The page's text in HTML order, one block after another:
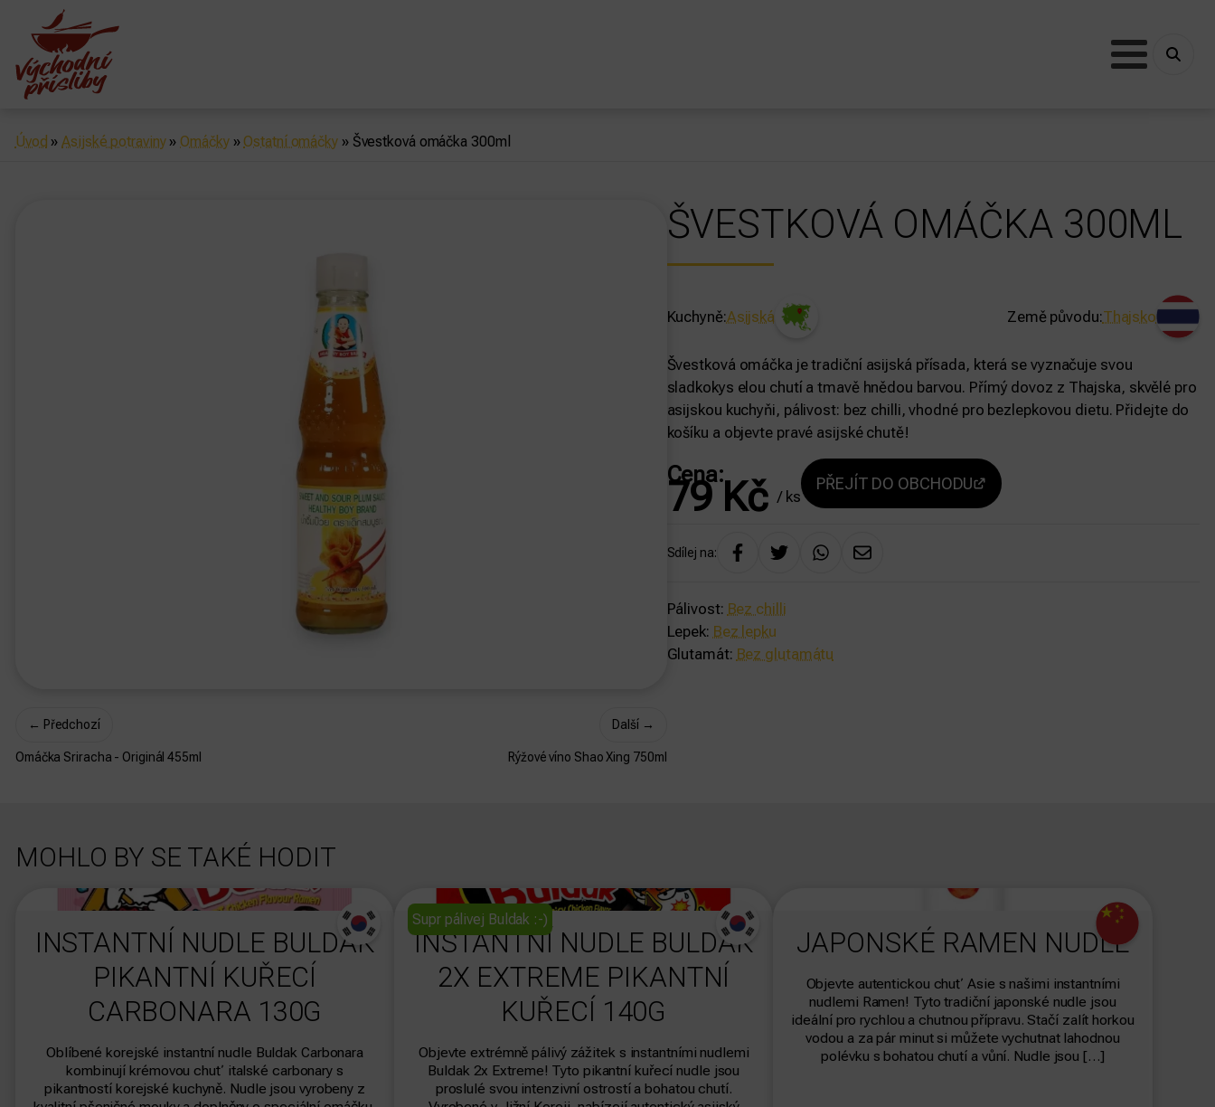
Úvod »Asijské potraviny» Omáčky» Ostatní omáčky» Švestková omáčka 300ml
← Předchozí
Omáčka Sriracha - Originál 455ml
Další →
Rýžové víno Shao Xing 750ml
ŠVESTKOVÁ OMÁČKA 300ML
Kuchyně:Asijská Země původu:Thajsko
Švestková omáčka je tradiční asijská přísada, která se vyznačuje svou
sladkokys elou chutí a tmavě hnědou barvou. Přímý dovoz z Thajska, skvělé pro
asijskou kuchyňi, pálivost: bez chilli, vhodné pro bezlepkovou dietu. Přidejte do
košíku a objevte pravé asijské chutě!
Cena:
79Kč/ ks
PŘEJÍT DO OBCHODU
Sdílej na:
Pálivost: Bez chilli
Lepek: Bez lepku
Glutamát: Bez glutamátu
MOHLO BY SE TAKÉ HODIT
dasdas
INSTANTNÍ NUDLE BULDAK
PIKANTNÍ KUŘECÍ
CARBONARA 130G
Oblíbené korejské instantní nudle Buldak Carbonara
kombinují krémovou chuť italské carbonary s
pikantností korejské kuchyně. Nudle jsou vyrobeny z
Supr pálivej Buldak :-)
dasdas
INSTANTNÍ NUDLE BULDAK
2X EXTREME PIKANTNÍ
KUŘECÍ 140G
Objevte extrémně pálivý zážitek s instantními nudlemi
Buldak 2x Extreme! Tyto pikantní kuřecí nudle jsou
proslulé svou intenzivní ostrostí a bohatou chutí.
dasdas
JAPONSKÉ RAMEN NUDLE
Objevte autentickou chuť Asie s našimi instantními
nudlemi Ramen! Tyto tradiční japonské nudle jsou
ideální pro rychlou a chutnou přípravu. Stačí zalít horkou
vodou a za pár minut si můžete vychutnat lahodnou
polévku s bohatou chutí a vůní. Nudle jsou […]